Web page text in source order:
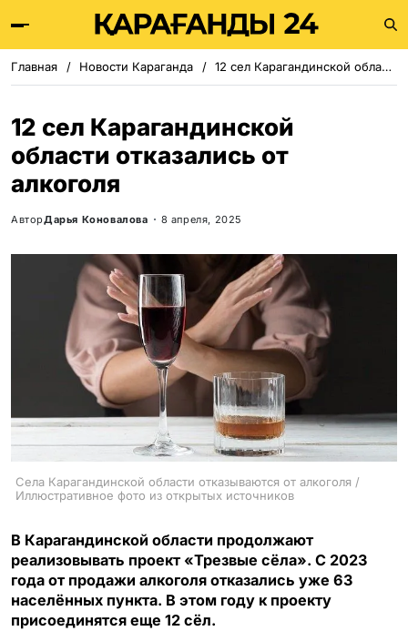
Главная Новости Караганда 12 сел Карагандинской области отказались от алкоголя
12 сел Карагандинской
области отказались от
алкоголя
АвторДарья Коновалова 8 апреля, 2025
Села Карагандинской области отказываются от алкоголя /
Иллюстративное фото из открытых источников
В Карагандинской области продолжают
реализовывать проект «Трезвые сёла». С 2023
года от продажи алкоголя отказались уже 63
населённых пункта. В этом году к проекту
присоединятся еще 12 сёл.